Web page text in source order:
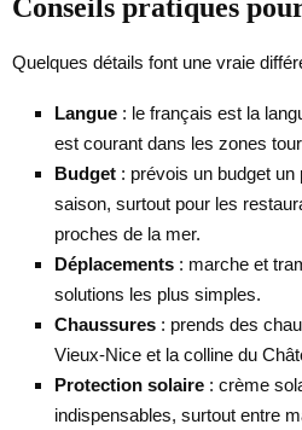
Conseils pratiques
Quelques détails font une vraie
Langue : le français est la
est courant dans les zones
Budget : prévois un budget
saison, surtout pour les
proches de la mer.
Déplacements : marche et
solutions les plus simples.
Chaussures : prends des
Vieux-Nice et la colline du
Protection solaire : crème
indispensables, surtout entre